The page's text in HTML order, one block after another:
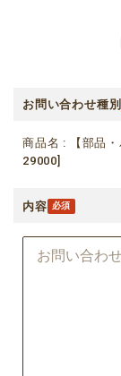
お問い合わせ種別
商品名 : 【部品
29000]
内容